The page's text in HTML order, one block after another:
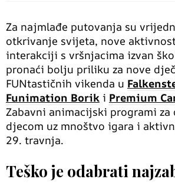
Za najmlađe putovanja su
otkrivanje svijeta, nove
interakciji s vršnjacima izvan
pronaći bolju priliku za nove
FUNtastičnih vikenda u
Funimation Borik i Premium
Zabavni animacijski programi
djecom uz mnoštvo igara i
29. travnja.
Teško je odabrati